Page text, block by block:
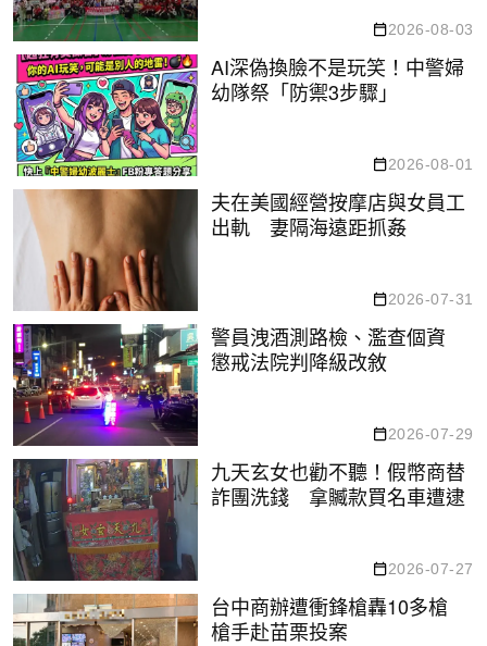
2026-08-03
AI深偽換臉不是玩笑！中警婦
幼隊祭「防禦3步驟」
2026-08-01
夫在美國經營按摩店與女員工
出軌 妻隔海遠距抓姦
2026-07-31
警員洩酒測路檢、濫查個資
懲戒法院判降級改敘
2026-07-29
九天玄女也勸不聽！假幣商替
詐團洗錢 拿贓款買名車遭逮
2026-07-27
台中商辦遭衝鋒槍轟10多槍
槍手赴苗栗投案